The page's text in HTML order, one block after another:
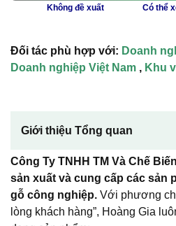
Không đề xuất Có thể
Đối tác phù hợp với: Doanh
Doanh nghiệp Việt Nam , Khu
Giới thiệu Tổng quan
Công Ty TNHH TM Và Chế
sản xuất và cung cấp các sản
gỗ công nghiệp. Với phương
lòng khách hàng”, Hoàng Gia